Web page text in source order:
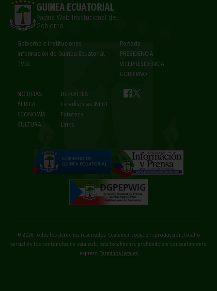
GUINEA ECUATORIAL
Página Web Institucional del
Gobierno
Gobierno e Instituciones
Información de Guinea Ecuatorial
TVGE
Portada
PRESIDENCIA
VICEPRESIDENCIA
GOBIERNO
NOTICIAS
ÁFRICA
ECONOMÍA
CULTURA
DEPORTES
Estadísticas INEGE
Fototeca
Links
© 2026 Todos los derechos reservados. Cualquier copia o reproducción, total o
parcial de los contenidos de esta web, está totalmente prohibido sin consentimiento
expreso
Términos legales